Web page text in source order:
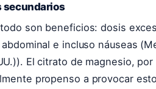
secundarios
son beneficios: dosis
e incluso náuseas
El citrato de magnesio,
propenso a provocar